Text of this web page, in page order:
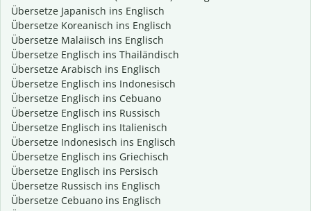
Übersetze Japanisch ins Englisch
Übersetze Koreanisch ins Englisch
Übersetze Malaiisch ins Englisch
Übersetze Englisch ins Thailändisch
Übersetze Arabisch ins Englisch
Übersetze Englisch ins Indonesisch
Übersetze Englisch ins Cebuano
Übersetze Englisch ins Russisch
Übersetze Englisch ins Italienisch
Übersetze Indonesisch ins Englisch
Übersetze Englisch ins Griechisch
Übersetze Englisch ins Persisch
Übersetze Russisch ins Englisch
Übersetze Cebuano ins Englisch